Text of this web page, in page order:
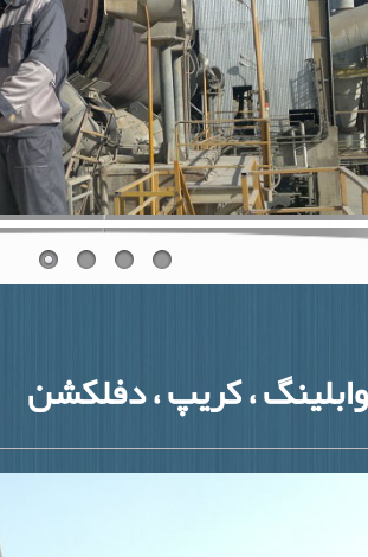
وابلینگ ، کریپ ، دفلکشن